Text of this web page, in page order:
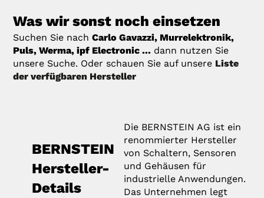
Was wir sonst noch einsetzen
Suchen Sie nachCarlo Gavazzi, Murrelektronik,
Puls, Werma, ipf Electronic ... dann nutzen Sie
unsere Suche. Oder schauen Sie auf unsere Liste
der verfügbaren Hersteller
BERNSTEIN
Hersteller-
Details
Die BERNSTEIN AG ist ein
renommierter Hersteller
von Schaltern, Sensoren
und Gehäusen für
industrielle Anwendungen.
Das Unternehmen legt